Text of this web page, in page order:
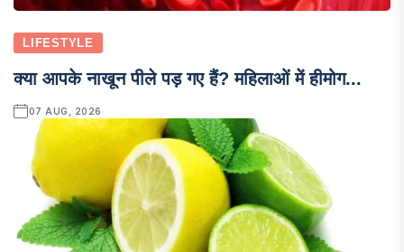
LIFESTYLE
क्या आपके नाखून पीले पड़ गए हैं? महिलाओं में हीमोग...
07 AUG, 2026